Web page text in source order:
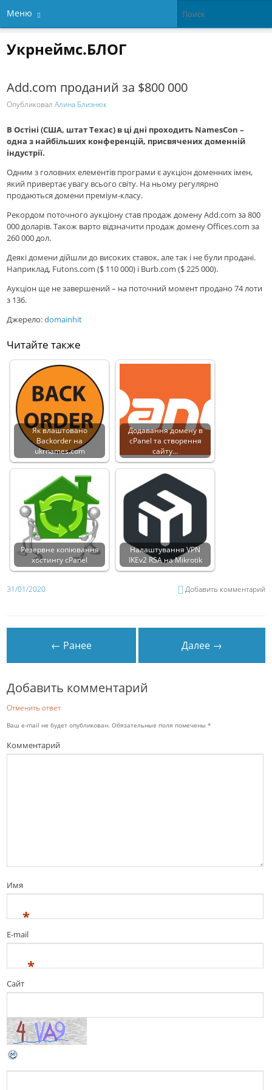
Меню
Укрнеймс.БЛОГ
Add.com проданий за $800 000
ОпубликовалАлина Близнюк
В Остіні (США, штат Техас) в ці дні проходить NamesCon –
одна з найбільших конференцій, присвячених доменній
індустрії.
Одним з головних елементів програми є аукціон доменних імен,
який привертає увагу всього світу. На ньому регулярно
продаються домени преміум-класу.
Рекордом поточного аукціону став продаж домену Add.com за 800
000 доларів. Також варто відзначити продаж домену Offices.com за
260 000 дол.
Деякі домени дійшли до високих ставок, але так і не були продані.
Наприклад, Futons.com ($ 110 000) і Burb.com ($ 225 000).
Аукціон ще не завершений – на поточний момент продано 74 лоти
з 136.
Джерело:domainhit
Читайте также
Як влаштовано
Backorder на
ukrnames.com
Додавання домену в
cPanel та створення
сайту…
Резервне копіювання
хостингу cPanel
Налаштування VPN
IKEv2 RSA на Mikrotik
31/01/2020 Добавить комментарий
← Ранее Далее →
Добавить комментарий
Отменить ответ
Ваш e-mail не будет опубликован. Обязательные поля помечены*
Комментарий
Имя
*
E-mail
*
Сайт